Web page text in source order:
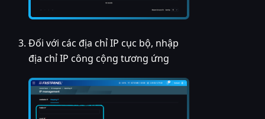
Đối với các địa chỉ IP cục bộ, nhập
địa chỉ IP công cộng tương ứng